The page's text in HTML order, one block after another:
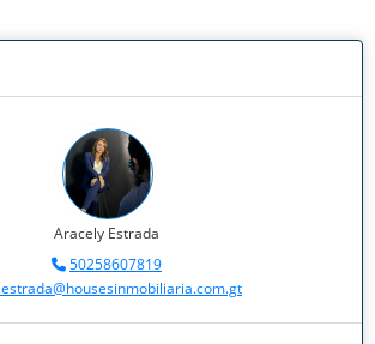
Aracely Estrada
50258607819